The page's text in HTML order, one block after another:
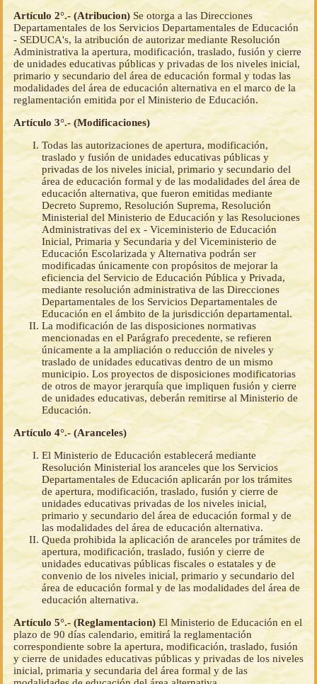
Artículo 2°.- (Atribucion)Se otorga a las Direcciones
Departamentales de los Servicios Departamentales de Educación
- SEDUCA's, la atribución de autorizar mediante Resolución
Administrativa la apertura, modificación, traslado, fusión y cierre
de unidades educativas públicas y privadas de los niveles inicial,
primario y secundario del área de educación formal y todas las
modalidades del área de educación alternativa en el marco de la
reglamentación emitida por el Ministerio de Educación.
Artículo 3°.- (Modificaciones)
Todas las autorizaciones de apertura, modificación,
traslado y fusión de unidades educativas públicas y
privadas de los niveles inicial, primario y secundario del
área de educación formal y de las modalidades del área de
educación alternativa, que fueron emitidas mediante
Decreto Supremo, Resolución Suprema, Resolución
Ministerial del Ministerio de Educación y las Resoluciones
Administrativas del ex - Viceministerio de Educación
Inicial, Primaria y Secundaria y del Viceministerio de
Educación Escolarizada y Alternativa podrán ser
modificadas únicamente con propósitos de mejorar la
eficiencia del Servicio de Educación Pública y Privada,
mediante resolución administrativa de las Direcciones
Departamentales de los Servicios Departamentales de
Educación en el ámbito de la jurisdicción departamental.
La modificación de las disposiciones normativas
mencionadas en el Parágrafo precedente, se refieren
únicamente a la ampliación o reducción de niveles y
traslado de unidades educativas dentro de un mismo
municipio. Los proyectos de disposiciones modificatorias
de otros de mayor jerarquía que impliquen fusión y cierre
de unidades educativas, deberán remitirse al Ministerio de
Educación.
Artículo 4°.- (Aranceles)
El Ministerio de Educación establecerá mediante
Resolución Ministerial los aranceles que los Servicios
Departamentales de Educación aplicarán por los trámites
de apertura, modificación, traslado, fusión y cierre de
unidades educativas privadas de los niveles inicial,
primario y secundario del área de educación formal y de
las modalidades del área de educación alternativa.
Queda prohibida la aplicación de aranceles por trámites de
apertura, modificación, traslado, fusión y cierre de
unidades educativas públicas fiscales o estatales y de
convenio de los niveles inicial, primario y secundario del
área de educación formal y de las modalidades del área de
educación alternativa.
Artículo 5°.- (Reglamentacion) El Ministerio de Educación en el
plazo de 90 días calendario, emitirá la reglamentación
correspondiente sobre la apertura, modificación, traslado, fusión
y cierre de unidades educativas públicas y privadas de los niveles
inicial, primaria y secundaria del área formal y de las